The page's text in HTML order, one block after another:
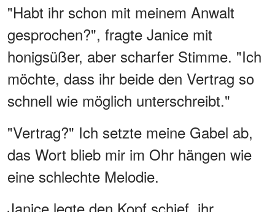
"Habt ihr schon mit meinem Anwalt
gesprochen?", fragte Janice mit
honigsüßer, aber scharfer Stimme. "Ich
möchte, dass ihr beide den Vertrag so
schnell wie möglich unterschreibt."
"Vertrag?" Ich setzte meine Gabel ab,
das Wort blieb mir im Ohr hängen wie
eine schlechte Melodie.